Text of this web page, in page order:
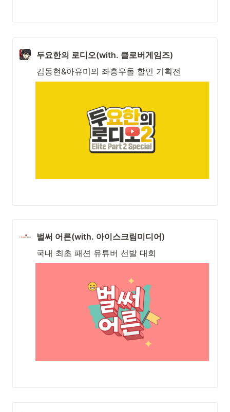
두요한의 로디오(with. 클로버게임즈)
김동현&아유미의 좌충우돌 할인 기획전
벌써 어른(with. 아이스크림미디어)
국내 최초 패션 유튜버 선발 대회